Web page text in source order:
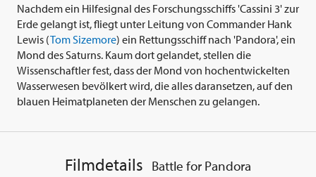
Nachdem ein Hilfesignal des Forschungsschiffs 'Cassini 3' zur
Erde gelangt ist, fliegt unter Leitung von Commander Hank
Lewis (Tom Sizemore) ein Rettungsschiff nach 'Pandora', ein
Mond des Saturns. Kaum dort gelandet, stellen die
Wissenschaftler fest, dass der Mond von hochentwickelten
Wasserwesen bevölkert wird, die alles daransetzen, auf den
blauen Heimatplaneten der Menschen zu gelangen.
Filmdetails Battle for Pandora